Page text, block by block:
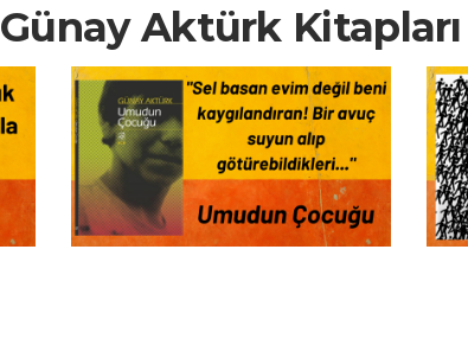
Günay Aktürk Kitapları